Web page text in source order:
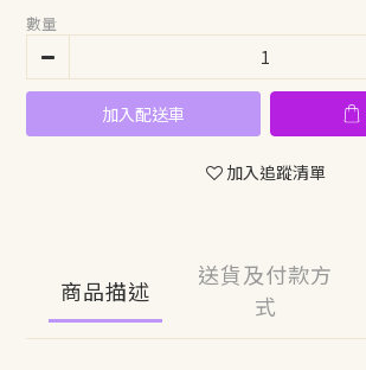
數量
加入配送車
加入追蹤清單
商品描述
送貨及付款方
式